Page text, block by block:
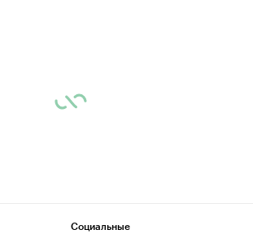
Социальные